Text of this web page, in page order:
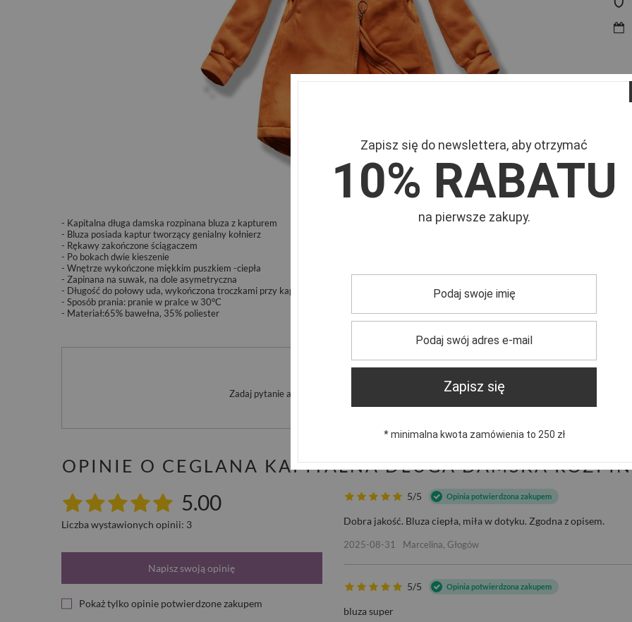
- Kapitalna długa damska rozpinana bluza z kapturem
- Bluza posiada kaptur tworzący genialny kołnierz
- Rękawy zakończone ściągaczem
- Po bokach dwie kieszenie
- Wnętrze wykończone miękkim puszkiem -ciepła
- Zapinana na suwak, na dole asymetryczna
- Długość do połowy uda, wykończona troczkami przy kapturze
- Sposób prania: pranie w pralce w 30°C
- Materiał:65% bawełna, 35% poliester
Potrzebujesz pomocy? Masz pytania?
Zadaj pytanie a my odpowiemy niezwłocznie, najciekawsze pytania i odpowiedzi
publikując dla innych.
OPINIE O CEGLANA KAPITALNA DŁUGA DAMSKA
5.00
Liczba wystawionych opinii: 3
Napisz swoją opinię
Pokaż tylko opinie potwierdzone zakupem
5/5 Opinia potwierdzona zakupem
Dobra jakość. Bluza ciepła, miła w dotyku. Zgodna z opisem.
2025-08-31 Marcelina, Głogów
5/5 Opinia potwierdzona zakupem
bluza super
Zapisz się do newslettera, aby otrzymać
10% RABATU
na pierwsze zakupy.
Zapisz się
* minimalna kwota zamówienia to 250 zł